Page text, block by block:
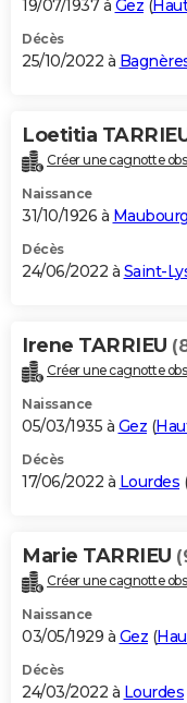
19/07/1937 à Gez (
Décès
25/10/2022 à
Loetitia
Créer une cagnotte
Naissance
31/10/1926 à
Décès
24/06/2022 à Saint-
Irene TARRIEU
Créer une cagnotte
Naissance
05/03/1935 à Gez (
Décès
17/06/2022 à Lourdes (
Marie TARRIEU
Créer une cagnotte
Naissance
03/05/1929 à Gez (
Décès
24/03/2022 à Lourdes